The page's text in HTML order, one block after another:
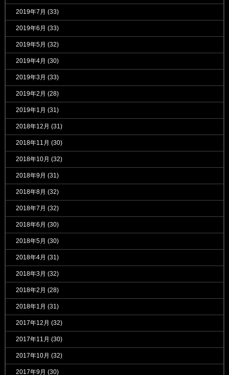
2019年7月 (33)
2019年6月 (33)
2019年5月 (32)
2019年4月 (30)
2019年3月 (33)
2019年2月 (28)
2019年1月 (31)
2018年12月 (31)
2018年11月 (30)
2018年10月 (32)
2018年9月 (31)
2018年8月 (32)
2018年7月 (32)
2018年6月 (30)
2018年5月 (30)
2018年4月 (31)
2018年3月 (32)
2018年2月 (28)
2018年1月 (31)
2017年12月 (32)
2017年11月 (30)
2017年10月 (32)
2017年9月 (30)